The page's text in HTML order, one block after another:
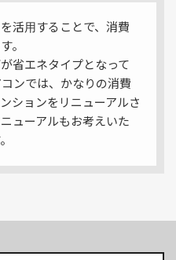
活用することで、消費
。
省エネタイプとなって
ンでは、かなりの消費
ションをリニューアルさ
ューアルもお考えいた